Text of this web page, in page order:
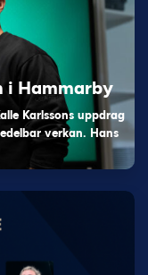
i Hammarby
Karlssons uppdrag
verkan. Hans